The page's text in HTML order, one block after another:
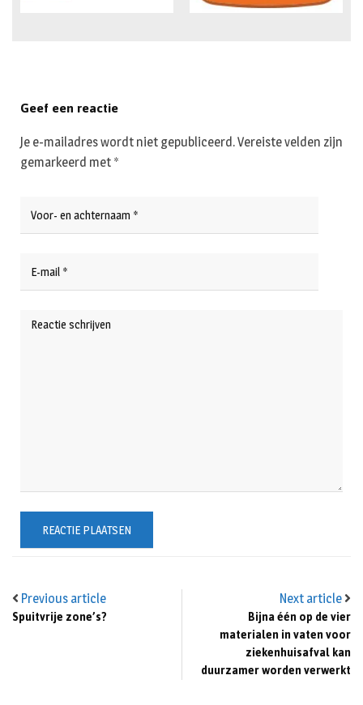
Previous article
Spuitvrije zone’s?
Next article
Bijna één op de vier
materialen in vaten voor
ziekenhuisafval kan
duurzamer worden verwerkt
Geef een reactie
Je e-mailadres wordt niet gepubliceerd.Vereiste velden zijn
gemarkeerd met *